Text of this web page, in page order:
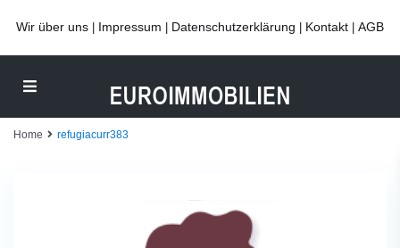
Wir über uns Impressum Datenschutzerklärung Kontakt AGB
Home refugiacurr383